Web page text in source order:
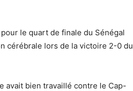
le quart de finale du Sénégal
cérébrale lors de la victoire 2-0 du
avait bien travaillé contre le Cap-